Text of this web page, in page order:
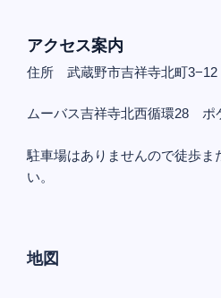
アクセス案内
住所 武蔵野市吉祥寺北町3−12
ムーバス吉祥寺北西循環28 ポ
駐車場はありませんので徒歩ま
い。
地図